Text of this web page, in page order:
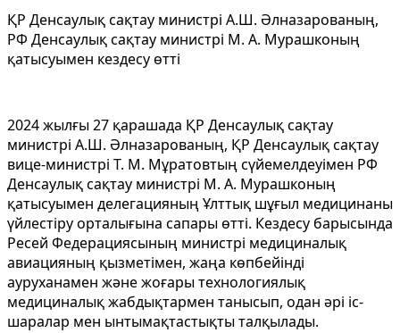
ҚР Денсаулық сақтау министрі А.Ш. Әлназарованың,
РФ Денсаулық сақтау министрі М. А. Мурашконың
қатысуымен кездесу өтті
2024 жылғы 27 қарашада ҚР Денсаулық сақтау
министрі А.Ш. Әлназарованың, ҚР Денсаулық сақтау
вице-министрі Т. М. Мұратовтың сүйемелдеуімен РФ
Денсаулық сақтау министрі М. А. Мурашконың
қатысуымен делегацияның Ұлттық шұғыл медицинаны
үйлестіру орталығына сапары өтті. Кездесу барысында
Ресей Федерациясының министрі медициналық
авиацияның қызметімен, жаңа көпбейінді
ауруханамен және жоғары технологиялық
медициналық жабдықтармен танысып, одан әрі іс-
шаралар мен ынтымақтастықты талқылады.